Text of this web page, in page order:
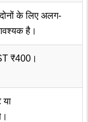
के लिए अलग-
है।
₹400।